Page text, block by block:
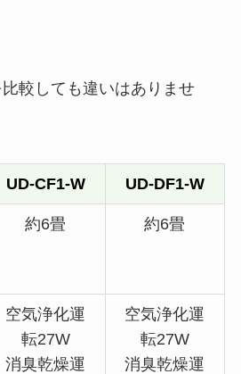
較しても違いはありませ
UD-CF1-W UD-DF1-W
約6畳 約6畳
空気浄化運
転27W
消臭乾燥運
空気浄化運
転27W
消臭乾燥運